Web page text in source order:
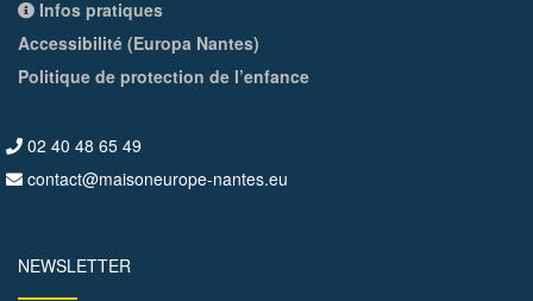
Infos pratiques
Accessibilité (Europa Nantes)
Politique de protection de l’enfance
02 40 48 65 49
contact@maisoneurope-nantes.eu
NEWSLETTER